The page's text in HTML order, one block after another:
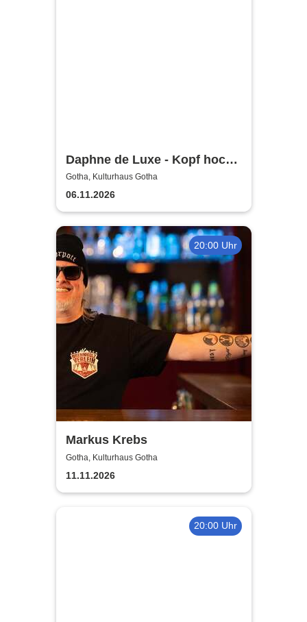
Daphne de Luxe - Kopf hoch,
Brust raus!
Gotha, Kulturhaus Gotha
06.11.2026
20:00 Uhr
Markus Krebs
Gotha, Kulturhaus Gotha
11.11.2026
20:00 Uhr